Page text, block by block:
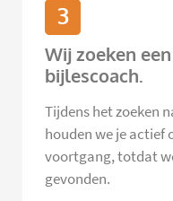
3
Wij zoeken
bijlescoach.
Tijdens het zoeken
houden we je actief
voortgang, totdat
gevonden.